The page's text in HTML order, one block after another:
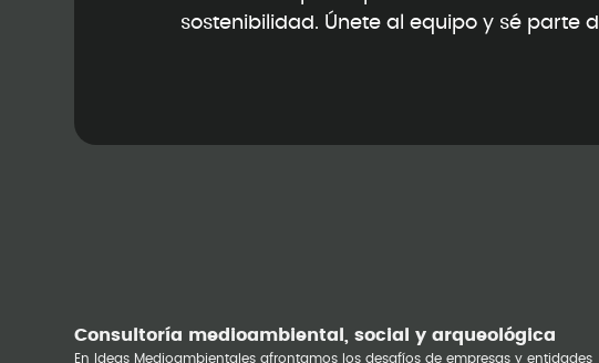
sostenibilidad. Únete al equipo y sé parte
Consultoría medioambiental, social y arqueológica
En Ideas Medioambientales afrontamos los desafíos de empresas y entidades